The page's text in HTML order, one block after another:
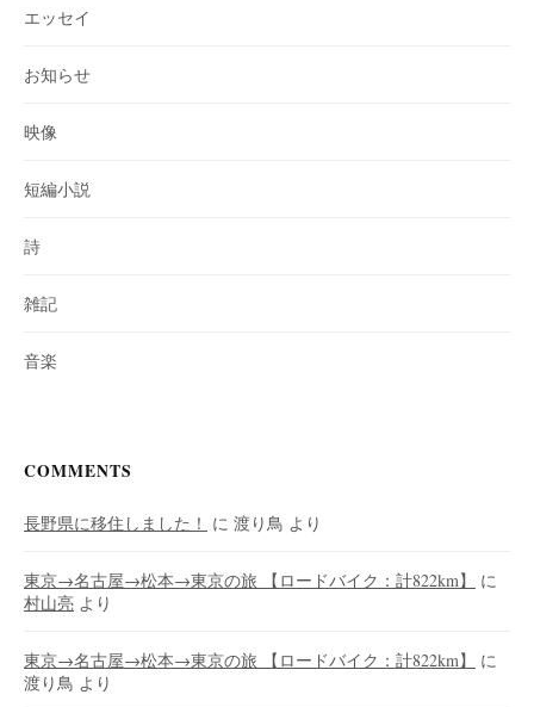
エッセイ
お知らせ
映像
短編小説
詩
雑記
音楽
COMMENTS
長野県に移住しました！ に 渡り鳥 より
東京→名古屋→松本→東京の旅 【ロードバイク：計822km】
に
村山亮 より
東京→名古屋→松本→東京の旅 【ロードバイク：計822km】
に
渡り鳥 より